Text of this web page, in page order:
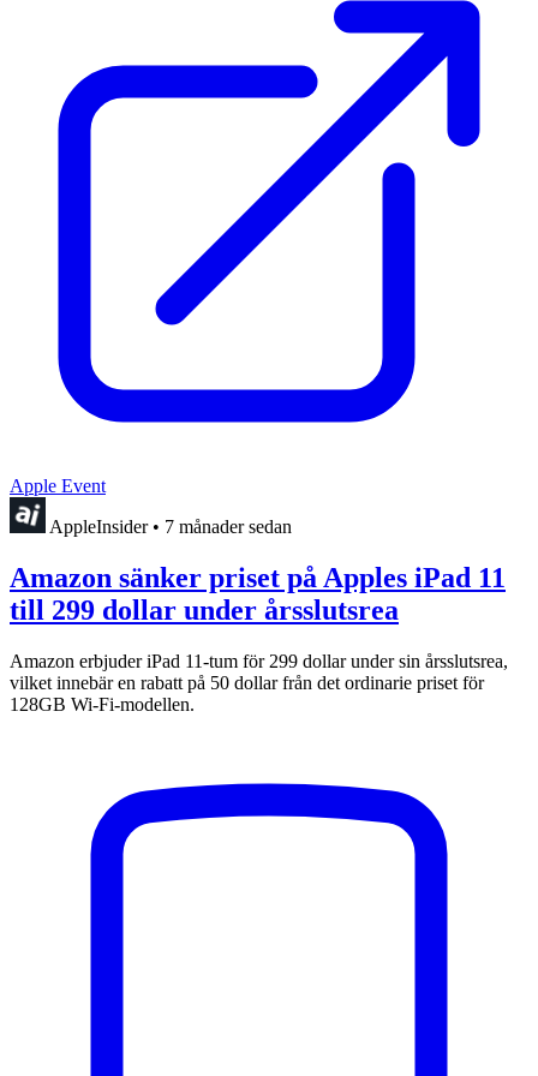
Apple Event
AppleInsider • 7 månader sedan
Amazon sänker priset på Apples iPad 11
till 299 dollar under årsslutsrea
Amazon erbjuder iPad 11-tum för 299 dollar under sin årsslutsrea,
vilket innebär en rabatt på 50 dollar från det ordinarie priset för
128GB Wi-Fi-modellen.